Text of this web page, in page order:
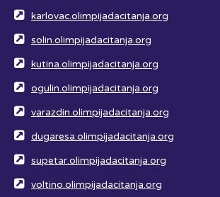
karlovac.olimpijadacitanja.org
solin.olimpijadacitanja.org
kutina.olimpijadacitanja.org
ogulin.olimpijadacitanja.org
varazdin.olimpijadacitanja.org
dugaresa.olimpijadacitanja.org
supetar.olimpijadacitanja.org
voltino.olimpijadacitanja.org